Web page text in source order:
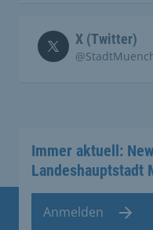
X (Twitter)
Immer aktuell:
Landeshauptstadt
Anmelden